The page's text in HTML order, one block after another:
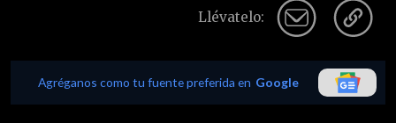
Llévatelo:
Agréganos como tu fuente preferida en Google